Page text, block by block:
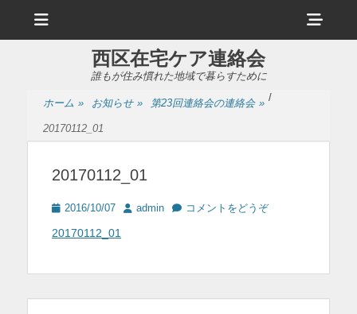
ュ
ヘ
ッ
イ
ン
テ
西区在宅ケア連絡会
誰もが住み慣れた地域で暮らすために
ホーム » お知らせ » /
第23回連絡会の連絡会 »
20170112_01
20170112_01
投
日
2016/10/07
投 admin コメントをどうぞ
20170112_01